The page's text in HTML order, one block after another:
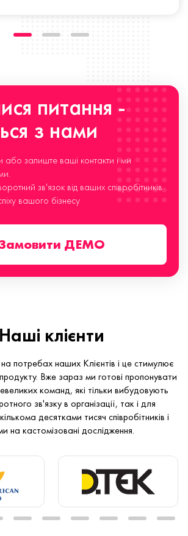
питання -
з нами
або залиште ваші контакти і ми
зв'язок від ваших співробітників
вашого бізнесу
ДЕМО
Наші клієнти
потребах наших Клієнтів і це стимулює
Вже зараз ми готові пропонувати
команд, які тільки вибудовують
зв'язку в організації, так і для
десятками тисяч співробітників і
на кастомізовані дослідження.